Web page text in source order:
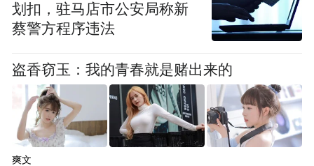
隆重举行。12国高僧及万余名信众云集总佛
寺，共同为即将升座的南传佛教6位大长老及
各国民众诵经祈福，法会结束后，多国高僧
与当地民众一起放飞了1000个吉祥天灯，当
代表各国各族人民美好心愿的祈福天灯升起
时，西双版纳皎洁的夜空顿时光明遍洒，漫
天灯海蔚为壮观。
划扣，驻马店市公安局称新
蔡警方程序违法
盗香窃玉：我的青春就是赌出来的
爽文